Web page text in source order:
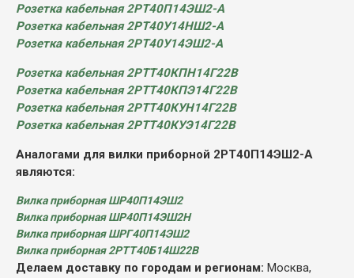
Розетка кабельная 2РТ40П14ЭШ2-А
Розетка кабельная 2РТ40У14НШ2-А
Розетка кабельная 2РТ40У14ЭШ2-А
Розетка кабельная 2РТТ40КПН14Г22В
Розетка кабельная 2РТТ40КПЭ14Г22В
Розетка кабельная 2РТТ40КУН14Г22В
Розетка кабельная 2РТТ40КУЭ14Г22В
Аналогами для вилки приборной 2РТ40П14ЭШ2-А
являются:
Вилка приборная ШР40П14ЭШ2
Вилка приборная ШР40П14ЭШ2Н
Вилка приборная ШРГ40П14ЭШ2
Вилка приборная 2РТТ40Б14Ш22В
Делаем доставку по городам и регионам: Москва,